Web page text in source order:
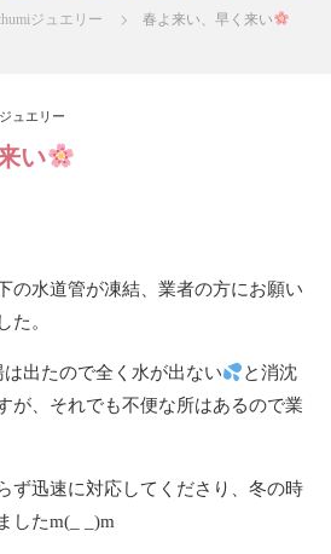
ジュエリー 春よ来い、早く来い
ュエリー
い
の水道管が凍結、業者の方にお願い
た。
出たので全く水が出ない
と消沈
が、それでも不便な所はあるので業
ず迅速に対応してくださり、冬の時
したm(_ _)m